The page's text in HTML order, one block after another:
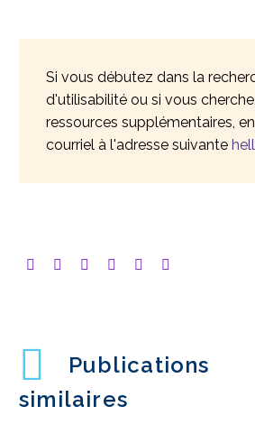
Si vous débutez dans la
d'utilisabilité ou si vous
ressources supplémentaires,
courriel à l'adresse suivante
Publications
similaires